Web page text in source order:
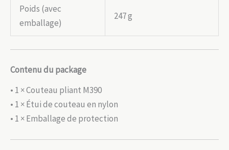
Poids (avec
emballage)
247 g
Contenu du package
• 1 × Couteau pliant M390
• 1 × Étui de couteau en nylon
• 1 × Emballage de protection